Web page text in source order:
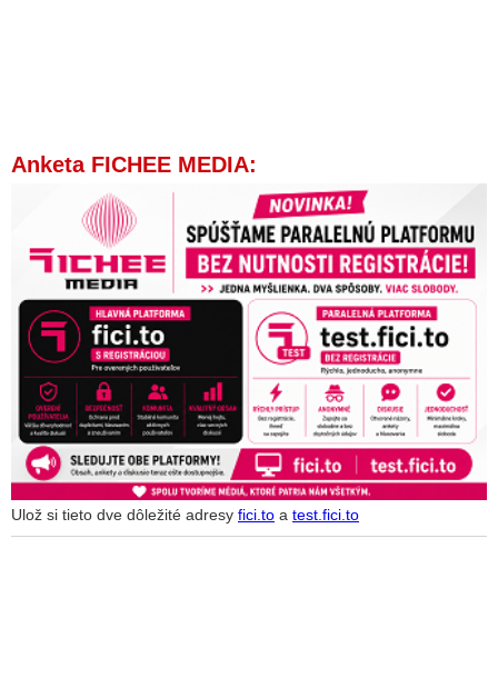
Anketa FICHEE MEDIA:
Ulož si tieto dve dôležité adresy fici.to a test.fici.to